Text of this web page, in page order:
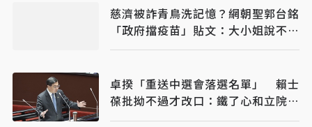
慈濟被詐青鳥洗記憶？網朝聖郭台銘
「政府擋疫苗」貼文：大小姐說不要
買
卓揆「重送中選會落選名單」 賴士
葆批拗不過才改口：鐵了心和立院對
立